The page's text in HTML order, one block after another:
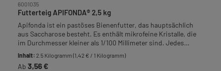
6001035
Futterteig APIFONDA® 2,5 kg
Apifonda ist ein pastöses Bienenfutter, das hauptsächlich
aus Saccharose besteht. Es enthält mikrofeine Kristalle, die
im Durchmesser kleiner als 1/100 Millimeter sind. Jedes
einzelne Kristall ist von einem dünnen Sirupfilm aus gelösten
Zuckerarten überzogen, der das Zusammenwachsen und
Inhalt: 2.5 Kilogramm (1,42 € / 1 Kilogramm)
Regulärer Preis:
Ab 3,56 €